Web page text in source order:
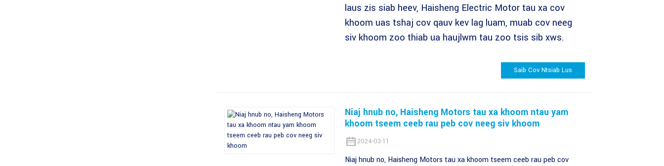
laus zis siab heev, Haisheng Electric Motor tau xa cov
khoom uas tshaj cov qauv kev lag luam, muab cov neeg
siv khoom zoo thiab ua haujlwm tau zoo tsis sib xws.
Saib Cov Ntsiab Lus
Niaj hnub no, Haisheng Motors tau xa khoom ntau yam
khoom tseem ceeb rau peb cov neeg siv khoom
2024-03-11
Niaj hnub no, Haisheng Motors tau xa khoom tseem ceeb rau peb cov